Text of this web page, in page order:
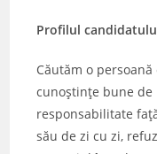
Profilul
Căutăm o
cunoștințe bune de
responsabilitate
său de zi cu zi,